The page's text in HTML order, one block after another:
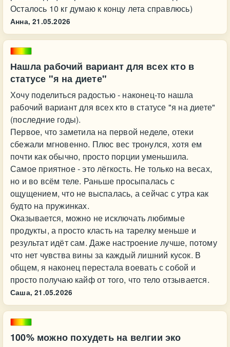
Осталось 10 кг думаю к концу лета справлюсь)
Анна, 21.05.2026
Нашла рабочий вариант для всех кто в
статусе "я на диете"
Хочу поделиться радостью - наконец-то нашла
рабочий вариант для всех кто в статусе "я на диете"
(последние годы).
Первое, что заметила на первой неделе, отеки
сбежали мгновенно. Плюс вес тронулся, хотя ем
почти как обычно, просто порции уменьшила.
Самое приятное - это лёгкость. Не только на весах,
но и во всём теле. Раньше просыпалась с
ощущением, что не выспалась, а сейчас с утра как
будто на пружинках.
Оказывается, можно не исключать любимые
продукты, а просто класть на тарелку меньше и
результат идёт сам. Даже настроение лучше, потому
что нет чувства вины за каждый лишний кусок. В
общем, я наконец перестала воевать с собой и
просто получаю кайф от того, что тело отзывается.
Саша, 21.05.2026
100% можно похудеть на велгии эко